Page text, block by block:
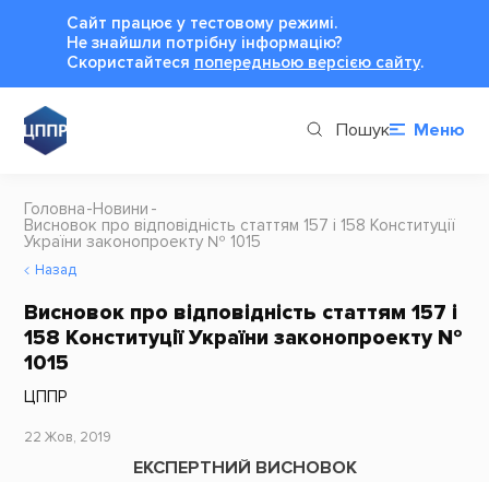
Сайт працює у тестовому режимі.
Не знайшли потрібну інформацію?
Cкористайтеся попередньою версією сайту.
Пошук Меню
Головна Новини
Висновок про відповідність статтям 157 і 158 Конституції
України законопроекту № 1015
Назад
Висновок про відповідність статтям 157 і
158 Конституції України законопроекту №
1015
ЦППР
22 Жов, 2019
ЕКСПЕРТНИЙ ВИСНОВОК